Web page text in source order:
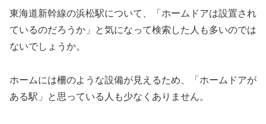
東海道新幹線の浜松駅について、「ホームドアは設置され
ているのだろうか」と気になって検索した人も多いのでは
ないでしょうか。
ホームには柵のような設備が見えるため、「ホームドアが
ある駅」と思っている人も少なくありません。